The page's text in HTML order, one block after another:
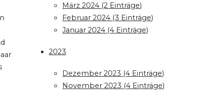
März 2024 (2 Einträge)
Februar 2024 (3 Einträge)
Januar 2024 (4 Einträge)
2023
Dezember 2023 (4 Einträge)
November 2023 (4 Einträge)